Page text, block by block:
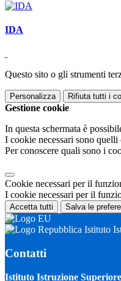
IDA
Questo sito o gli strumenti
Personalizza Rifiuta tutti i
Gestione cookie
In questa schermata è
I cookie necessari sono
Per conoscere quali sono i
Cookie necessari per il
I cookie necessari per il
Accetta tutti Salva le
Istituto
Contatti
Istituto Istruzione